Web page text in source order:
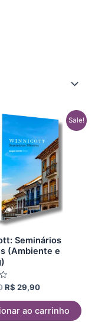
Sale!
Seminários
(Ambiente e
O
original
era:
R$ 97,00.
R$ 29,90
O
preço
atual
é:
R$ 29,90.
ao carrinho